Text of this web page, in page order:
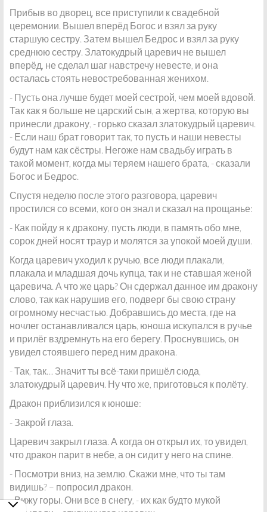
Прибыв во дворец, все приступили к свадебной
церемонии. Вышел вперёд Богос и взял за руку
старшую сестру. Затем вышел Бедрос и взял за руку
среднюю сестру. Златокудрый царевич не вышел
вперёд, не сделал шаг навстречу невесте, и она
осталась стоять невостребованная женихом.
- Пусть она лучше будет моей сестрой, чем моей вдовой.
Так как я больше не царский сын, а жертва, которую вы
принесли дракону, - горько сказал златокудрый царевич.
- Если наш брат говорит так, то пусть и наши невесты
будут нам как сёстры. Негоже нам свадьбу играть в
такой момент, когда мы теряем нашего брата, - сказали
Богос и Бедрос.
Спустя неделю после этого разговора, царевич
простился со всеми, кого он знал и сказал на прощанье:
- Как пойду я к дракону, пусть люди, в память обо мне,
сорок дней носят траур и молятся за упокой моей души.
Когда царевич уходил к ручью, все люди плакали,
плакала и младшая дочь купца, так и не ставшая женой
царевича. А что же царь? Он сдержал данное им дракону
слово, так как нарушив его, подверг бы свою страну
огромному несчастью. Добравшись до места, где на
ночлег останавливался царь, юноша искупался в ручье
и прилёг вздремнуть на его берегу. Проснувшись, он
увидел стоявшего перед ним дракона.
- Так, так… Значит ты всё-таки пришёл сюда,
златокудрый царевич. Ну что же, приготовься к полёту.
Дракон приблизился к юноше:
- Закрой глаза.
Царевич закрыл глаза. А когда он открыл их, то увидел,
что дракон парит в небе, а он сидит у него на спине.
- Посмотри вниз, на землю. Скажи мне, что ты там
видишь? – попросил дракон.
- Вижу горы. Они все в снегу, - их как будто мукой